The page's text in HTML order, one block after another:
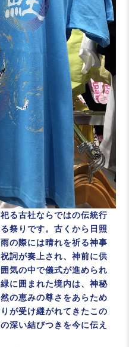
る古社ならではの伝統行
祭りです。古くから日照
の際には晴れを祈る神事
詞が奏上され、神前に供
気の中で儀式が進められ
に囲まれた境内は、神秘
の恵みの尊さをあらため
が受け継がれてきたこの
深い結びつきを今に伝え